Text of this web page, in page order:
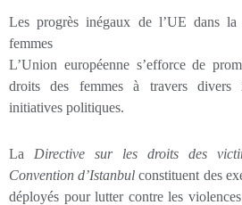
Les progrès inégaux de l’UE dans
femmes
L’Union européenne s’efforce de
droits des femmes à travers divers
initiatives politiques.
La Directive sur les droits des
Convention d’Istanbul constituent des
déployés pour lutter contre les